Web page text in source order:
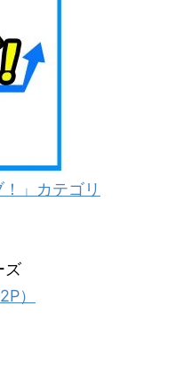
」カテゴリ
ズ
）